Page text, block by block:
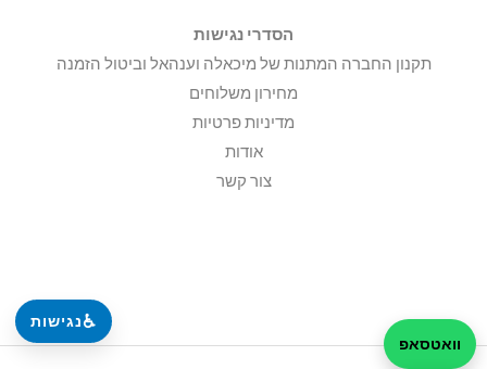
♿נגישות
הסדרי נגישות
תקנון החברה המתנות של מיכאלה וענהאל וביטול הזמנה
מחירון משלוחים
מדיניות פרטיות
אודות
צור קשר
וואטסאפ